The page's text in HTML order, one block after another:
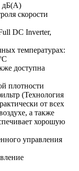
дБ(А)
скорости
DC Inverter,
температурах:
доступна
плотности
(Технология
от всех
а также
хорошую
управления